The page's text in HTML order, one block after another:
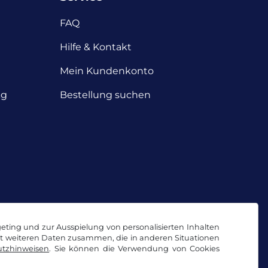
und zur Ausspielung von personalisierten Inhalten
Daten zusammen, die in anderen Situationen
. Sie können die Verwendung von Cookies
FAQ
Hilfe & Kontakt
Mein Kundenkonto
Bestellung suchen